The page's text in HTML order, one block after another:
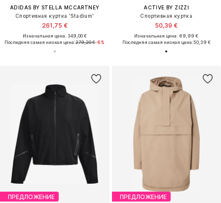
ADIDAS BY STELLA MCCARTNEY
Спортивная куртка 'Stadium'
261,75 €
Изначальная цена: 349,00 €
Последняя самая низкая цена:279,20 €-6%
ACTIVE BY ZIZZI
Спортивная куртка
50,39 €
Изначальная цена: 69,99 €
Последняя самая низкая цена:50,39 €
ПРЕДЛОЖЕНИЕ ПРЕДЛОЖЕНИЕ